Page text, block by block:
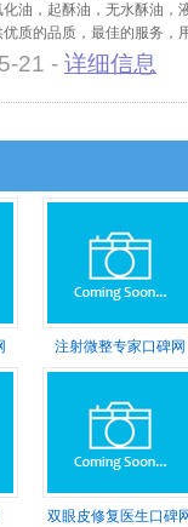
油，起酥油，无水酥油，
质的品质，最佳的服务，
21 - 详细信息
注射微整专家口碑网
双眼皮修复医生口碑